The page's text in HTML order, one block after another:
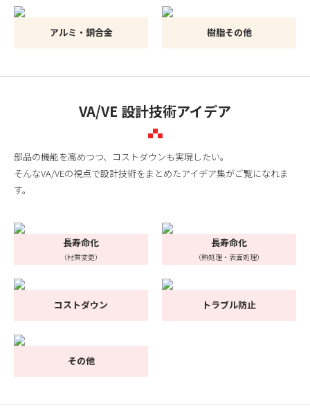
アルミ・銅合金 樹脂その他
VA/VE 設計技術アイデア
部品の機能を高めつつ、コストダウンも実現したい。
そんなVA/VEの視点で設計技術をまとめたアイデア集がご覧になれま
す。
長寿命化
（材質変更）
長寿命化
（熱処理・表面処理）
コストダウン トラブル防止
その他